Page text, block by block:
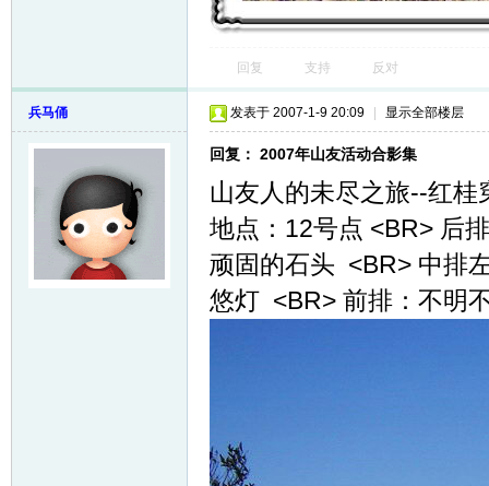
回复 支持 反对
兵马俑 发表于 2007-1-9 20:09 显示全部楼层
回复： 2007年山友活动合影集
山友人的未尽之旅--红
地点：12号点 <BR> 后
顽固的石头 <BR> 中排
悠灯 <BR> 前排：不明